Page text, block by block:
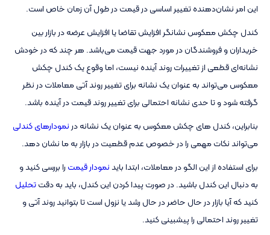
این امر نشان‌دهنده تغییر اساسی در قیمت در طول آن زمان خاص است.
کندل چکش معکوس نشانگر افزایش تقاضا یا افزایش عرضه در بازار بین
خریداران و فروشندگان در مورد جهت قیمت می‌باشد. هر چند که در خودش
نشانه‌ای قطعی از تغییرات روند آینده نیست، اما وقوع یک کندل چکش
معکوس می‌تواند به عنوان یک نشانه برای تغییر روند آتی معاملات در نظر
گرفته شود و تا حدی نشانه احتمالی برای تغییر روند قیمت در آینده باشد.
بنابراین، کندل های چکش معکوس به عنوان یک نشانه درنمودارهای کندلی
می‌تواند نکات مهمی را در خصوص عدم قطعیت در بازار به ما نشان دهد.
برای استفاده از این الگو در معاملات، ابتدا بایدنمودار قیمترا بررسی کنید و
به دنبال این کندل باشید. در صورت پیدا کردن این کندل، باید به دقتتحلیل
کنید که آیا بازار در حال حاضر در حال رشد یا نزول است تا بتوانید روند آتی و
تغییر روند احتمالی را پیشبینی کنید.